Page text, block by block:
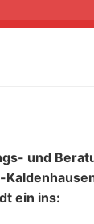
und
ein ins: